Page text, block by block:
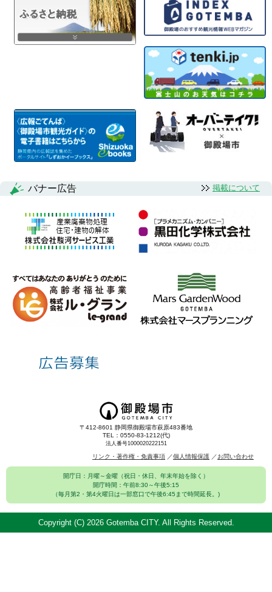
バナー広告 掲載について
〒412-8601 静岡県御殿場市萩原483番地
TEL：0550-83-1212(代)
法人番号1000020222151
リンク・著作権・免責事項 個人情報保護 お問い合わせ
開庁日：月曜～金曜（祝日・休日、年末年始を除く）
開庁時間：午前8:30～午後5:15
（毎月第2・第4火曜日は一部窓口で午後6:45まで時間延長。)
Copyright (C) 2026 Gotemba CITY. All Rights Reserved.